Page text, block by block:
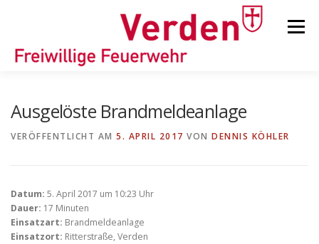
Menü
KINDER-/JUGENDFEUERWEHR
Ausgelöste Brandmeldeanlage
VERÖFFENTLICHT AM 5. APRIL 2017 VON DENNIS KÖHLER
Datum: 5. April 2017 um 10:23 Uhr
Dauer: 17 Minuten
Einsatzart: Brandmeldeanlage
Einsatzort: Ritterstraße, Verden